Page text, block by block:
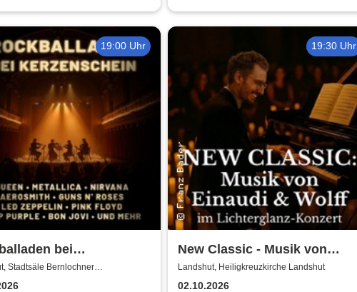
19:00 Uhr
bei
Stadtsäle Bernlochner
19:30 Uhr
New Classic - Musik von
Einaudi & Wolff im
Lichterglanz-Konzert
Landshut, Heiligkreuzkirche Landshut
02.10.2026